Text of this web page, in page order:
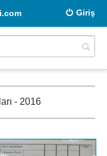
Giriş
- 2016